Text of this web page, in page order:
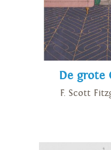
De grote
F. Scott